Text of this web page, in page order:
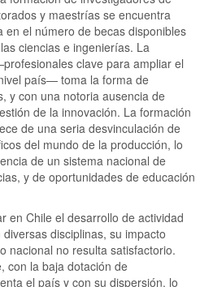
y maestrías se encuentra
en el número de becas disponibles
ciencias e ingenierías. La
clave para ampliar el
país— toma la forma de
y con una notoria ausencia de
de la innovación. La formación
de una seria desvinculación de
del mundo de la producción, lo
de un sistema nacional de
y de oportunidades de educación
en Chile el desarrollo de actividad
disciplinas, su impacto
nacional no resulta satisfactorio.
con la baja dotación de
el país y con su dispersión, lo